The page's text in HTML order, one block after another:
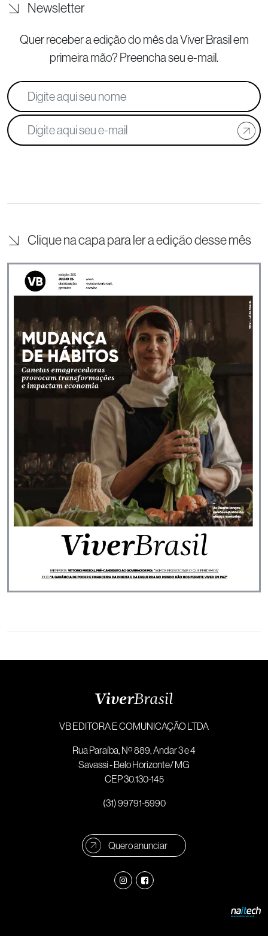
Newsletter
Quer receber a edição do mês da Viver Brasil em
primeira mão? Preencha seu e-mail.
Clique na capa para ler a edição desse mês
VB EDITORA E COMUNICAÇÃO LTDA
Rua Paraíba, Nº 889, Andar 3 e 4
Savassi - Belo Horizonte/ MG
CEP 30.130-145
(31) 99791-5990
Quero anunciar